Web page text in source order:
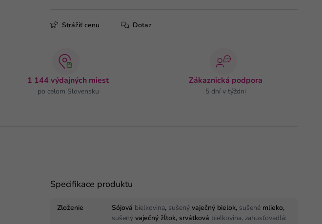
Strážiť cenu Dotaz
1 144 výdajných miest
po celom Slovensku
Zákaznická podpora
5 dní v týždni
Specifikace produktu
Zloženie Sójová bielkovina, sušenývaječný bielok, sušené mlieko,
sušenývaječný žĺtok, srvátková bielkovina, zahusťovadlá: